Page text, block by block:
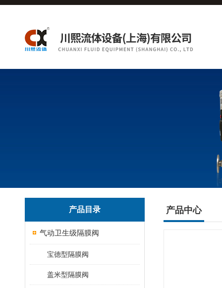
产品目录
气动卫生级隔膜阀
宝德型隔膜阀
盖米型隔膜阀
产品中心